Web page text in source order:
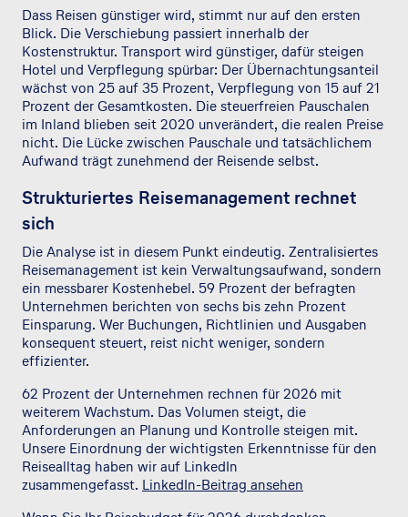
Dass Reisen günstiger wird, stimmt nur auf den ersten
Blick. Die Verschiebung passiert innerhalb der
Kostenstruktur. Transport wird günstiger, dafür steigen
Hotel und Verpflegung spürbar: Der Übernachtungsanteil
wächst von 25 auf 35 Prozent, Verpflegung von 15 auf 21
Prozent der Gesamtkosten. Die steuerfreien Pauschalen
im Inland blieben seit 2020 unverändert, die realen Preise
nicht. Die Lücke zwischen Pauschale und tatsächlichem
Aufwand trägt zunehmend der Reisende selbst.
Strukturiertes Reisemanagement rechnet
sich
Die Analyse ist in diesem Punkt eindeutig. Zentralisiertes
Reisemanagement ist kein Verwaltungsaufwand, sondern
ein messbarer Kostenhebel. 59 Prozent der befragten
Unternehmen berichten von sechs bis zehn Prozent
Einsparung. Wer Buchungen, Richtlinien und Ausgaben
konsequent steuert, reist nicht weniger, sondern
effizienter.
62 Prozent der Unternehmen rechnen für 2026 mit
weiterem Wachstum. Das Volumen steigt, die
Anforderungen an Planung und Kontrolle steigen mit.
Unsere Einordnung der wichtigsten Erkenntnisse für den
Reisealltag haben wir auf LinkedIn
zusammengefasst. LinkedIn-Beitrag ansehen